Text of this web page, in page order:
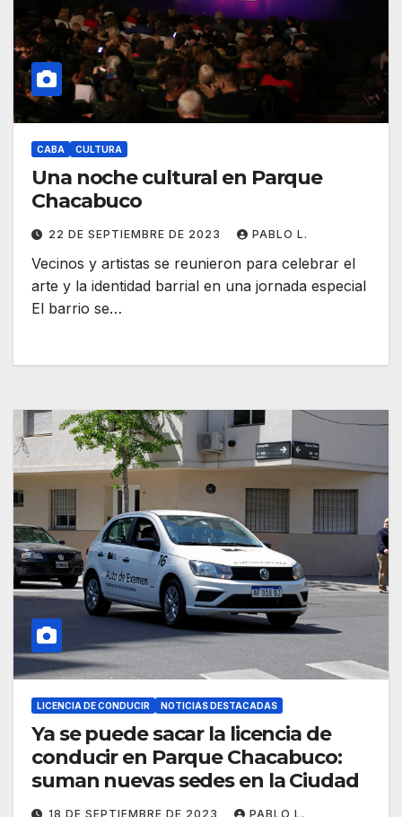
CABA CULTURA
Una noche cultural en Parque
Chacabuco
22 DE SEPTIEMBRE DE 2023 PABLO L.
Vecinos y artistas se reunieron para celebrar el
arte y la identidad barrial en una jornada especial
El barrio se…
LICENCIA DE CONDUCIR NOTICIAS DESTACADAS
Ya se puede sacar la licencia de
conducir en Parque Chacabuco:
suman nuevas sedes en la Ciudad
18 DE SEPTIEMBRE DE 2023 PABLO L.